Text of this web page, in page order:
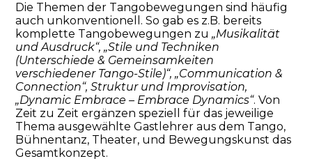
Die Themen der Tangobewegungen sind häufig
auch unkonventionell. So gab es z.B. bereits
komplette Tangobewegungen zu„Musikalität
und Ausdruck“, „Stile und Techniken
(Unterschiede & Gemeinsamkeiten
verschiedener Tango-Stile)“, „Communication &
Connection“, Struktur und Improvisation,
„Dynamic Embrace – Embrace Dynamics“. Von
Zeit zu Zeit ergänzen speziell für das jeweilige
Thema ausgewählte Gastlehrer aus dem Tango,
Bühnentanz, Theater, und Bewegungskunst das
Gesamtkonzept.